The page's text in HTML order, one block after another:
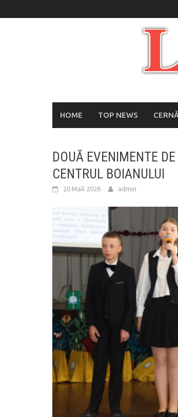
to
HOME TOP NEWS
DOUĂ EVENIMENTE
CENTRUL BOIANULUI
20 Май 2026 admin